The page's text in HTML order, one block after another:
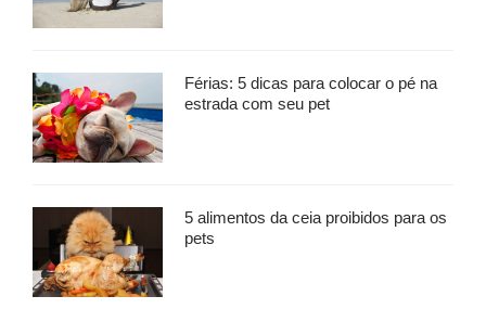
Férias: 5 dicas para colocar o pé na
estrada com seu pet
5 alimentos da ceia proibidos para os
pets